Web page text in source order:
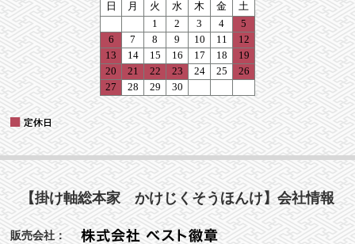
【掛け軸総本家 かけじくそうほんけ】会社情報
販売会社：